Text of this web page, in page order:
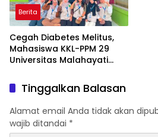
Berita
Cegah Diabetes Melitus,
Mahasiswa KKL-PPM 29
Universitas Malahayati
Berbasis Data Cek
Kesehatan Gratis di RW 06
Kelurahan Banjarsari
Tinggalkan Balasan
Alamat email Anda tidak akan
wajib ditandai *